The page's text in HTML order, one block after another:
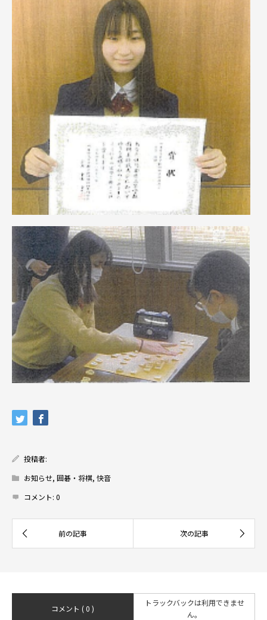
投稿者:
お知らせ, 囲碁・将棋, 快音
コメント: 0
コメント ( 0 )
トラックバックは利用できませ
ん。